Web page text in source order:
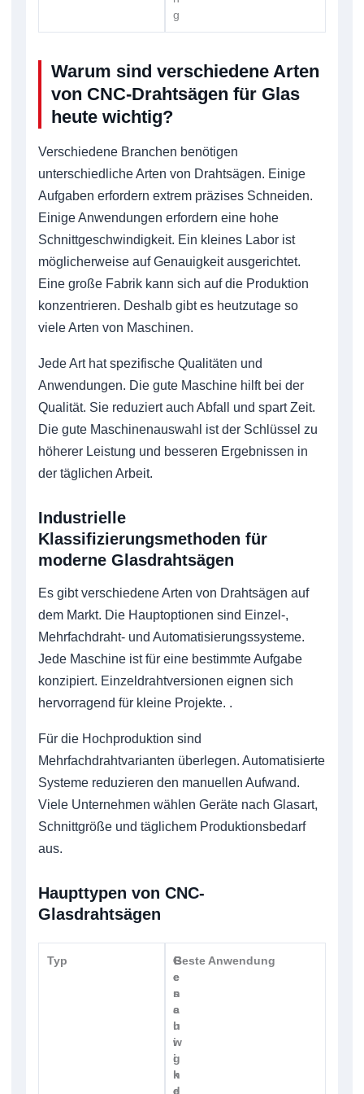
g
Warum sind verschiedene Arten
von CNC-Drahtsägen für Glas
heute wichtig?
Verschiedene Branchen benötigen
unterschiedliche Arten von Drahtsägen. Einige
Aufgaben erfordern extrem präzises Schneiden.
Einige Anwendungen erfordern eine hohe
Schnittgeschwindigkeit. Ein kleines Labor ist
möglicherweise auf Genauigkeit ausgerichtet.
Eine große Fabrik kann sich auf die Produktion
konzentrieren. Deshalb gibt es heutzutage so
viele Arten von Maschinen.
Jede Art hat spezifische Qualitäten und
Anwendungen. Die gute Maschine hilft bei der
Qualität. Sie reduziert auch Abfall und spart Zeit.
Die gute Maschinenauswahl ist der Schlüssel zu
höherer Leistung und besseren Ergebnissen in
der täglichen Arbeit.
Industrielle
Klassifizierungsmethoden für
moderne Glasdrahtsägen
Es gibt verschiedene Arten von Drahtsägen auf
dem Markt. Die Hauptoptionen sind Einzel-,
Mehrfachdraht- und Automatisierungssysteme.
Jede Maschine ist für eine bestimmte Aufgabe
konzipiert. Einzeldrahtversionen eignen sich
hervorragend für kleine Projekte. .
Für die Hochproduktion sind
Mehrfachdrahtvarianten überlegen. Automatisierte
Systeme reduzieren den manuellen Aufwand.
Viele Unternehmen wählen Geräte nach Glasart,
Schnittgröße und täglichem Produktionsbedarf
aus.
Haupttypen von CNC-
Glasdrahtsägen
Typ
G
e
s
c
h
w
i
n
d
G
e
n
a
u
i
g
k
e
Beste Anwendung